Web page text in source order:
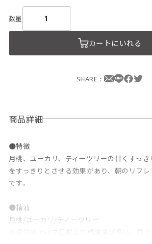
数量
カートにいれる
SHARE：
商品詳細
●特徴
月桃、ユーカリ、ティーツリーの甘くすっ
をすっきりとさせる効果があり、朝のリフ
です。
●精油
月桃/ユーカリ/ティーツリー